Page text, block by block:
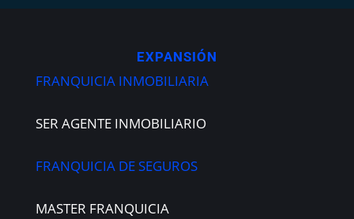
EXPANSIÓN
FRANQUICIA INMOBILIARIA
SER AGENTE INMOBILIARIO
FRANQUICIA DE SEGUROS
MASTER FRANQUICIA